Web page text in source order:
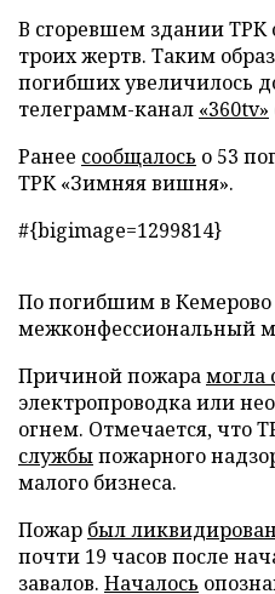
В сгоревшем здании
троих жертв. Таким
погибших увеличилось
телеграмм-канал «360tv»
Ранее сообщалось о 53
ТРК «Зимняя вишня».
#{bigimage=1299814}
По погибшим в Кемерово
межконфессиональный
Причиной пожарамогла
электропроводка или
огнем. Отмечается, что
службыпожарного
малого бизнеса.
Пожар был ликвидирован
почти 19 часов после
завалов. Началось